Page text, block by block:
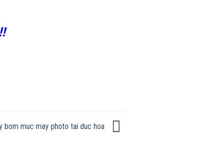
bom muc may photo tai duc hoa